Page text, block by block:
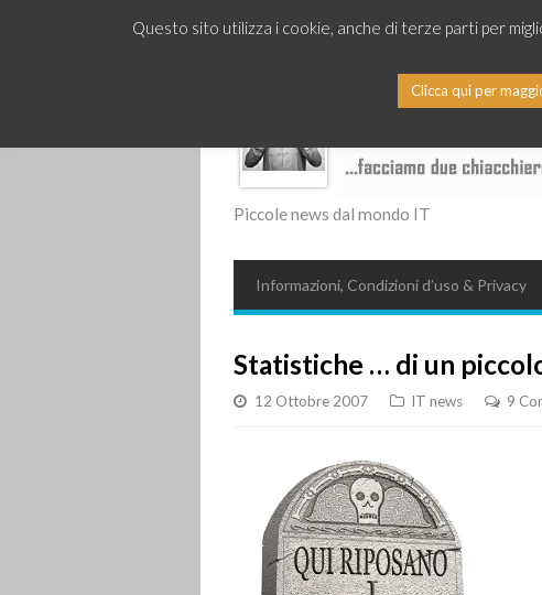
Piccole news dal mondo IT
Informazioni, Condizioni d’uso & Privacy
Statistiche … di un
12 Ottobre 2007 IT news 9
Questo sito utilizza i cookie, anche di terze parti per
Clicca qui per